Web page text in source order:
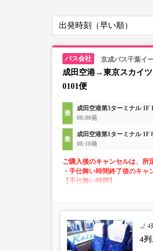
京成バス千葉イ
成田空港→東京スカイ
0101便
成田空港第3ターミナル 1F
08:00発
成田空港第1ターミナル 1F
08:10発
ご購入後のキャンセルは、所
・手仕舞い時間終了後のキャ
【手仕舞い時間】
・AM2～5時の間は「予約
・「空席状況」はリアル
・小人運賃は大人運賃の半額
4
4